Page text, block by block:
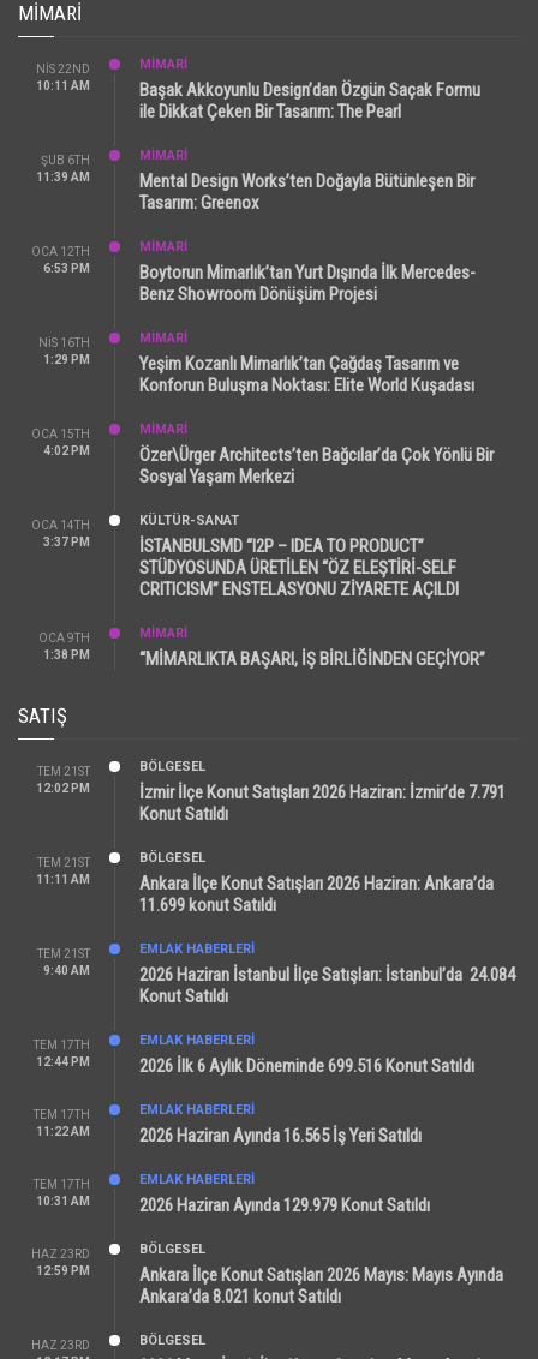
MIMARI
NIS 22ND
10:11 AM
MİMARİ
Başak Akkoyunlu Design’dan Özgün Saçak Formu
ile Dikkat Çeken Bir Tasarım: The Pearl
ŞUB 6TH
11:39 AM
MİMARİ
Mental Design Works’ten Doğayla Bütünleşen Bir
Tasarım: Greenox
OCA 12TH
6:53 PM
MİMARİ
Boytorun Mimarlık’tan Yurt Dışında İlk Mercedes-
Benz Showroom Dönüşüm Projesi
NIS 16TH
1:29 PM
MİMARİ
Yeşim Kozanlı Mimarlık’tan Çağdaş Tasarım ve
Konforun Buluşma Noktası: Elite World Kuşadası
OCA 15TH
4:02 PM
MİMARİ
Özer\Ürger Architects’ten Bağcılar’da Çok Yönlü Bir
Sosyal Yaşam Merkezi
OCA 14TH
3:37 PM
KÜLTÜR-SANAT
İSTANBULSMD “I2P – IDEA TO PRODUCT”
STÜDYOSUNDA ÜRETİLEN “ÖZ ELEŞTİRİ-SELF
CRITICISM” ENSTELASYONU ZİYARETE AÇILDI
OCA 9TH
1:38 PM
MİMARİ
“MİMARLIKTA BAŞARI, İŞ BİRLİĞİNDEN GEÇİYOR”
SATIŞ
TEM 21ST
12:02 PM
BÖLGESEL
İzmir İlçe Konut Satışları 2026 Haziran: İzmir’de 7.791
Konut Satıldı
TEM 21ST
11:11 AM
BÖLGESEL
Ankara İlçe Konut Satışları 2026 Haziran: Ankara’da
11.699 konut Satıldı
TEM 21ST
9:40 AM
EMLAK HABERLERI
2026 Haziran İstanbul İlçe Satışları: İstanbul’da 24.084
Konut Satıldı
TEM 17TH
12:44 PM
EMLAK HABERLERI
2026 İlk 6 Aylık Döneminde 699.516 Konut Satıldı
TEM 17TH
11:22 AM
EMLAK HABERLERI
2026 Haziran Ayında 16.565 İş Yeri Satıldı
TEM 17TH
10:31 AM
EMLAK HABERLERI
2026 Haziran Ayında 129.979 Konut Satıldı
HAZ 23RD
12:59 PM
BÖLGESEL
Ankara İlçe Konut Satışları 2026 Mayıs: Mayıs Ayında
Ankara’da 8.021 konut Satıldı
HAZ 23RD
BÖLGESEL